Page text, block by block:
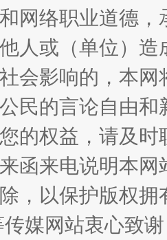
年
网络职业道德
人或（单位）
会影响的，本
民的言论自由
的权益，请及
函来电说明本
，以保护版权
媒网站衷心致